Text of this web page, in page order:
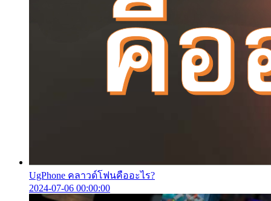
UgPhone คลาวด์โฟนคืออะไร?
2024-07-06 00:00:00